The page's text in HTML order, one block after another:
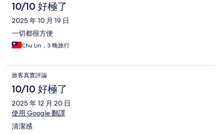
10/10 好極了
2025 年 10 月 19 日
一切都很方便
Chu Lin，3 晚旅行
旅客真實評論
10/10 好極了
2025 年 12 月 20 日
使用 Google 翻譯
清潔感